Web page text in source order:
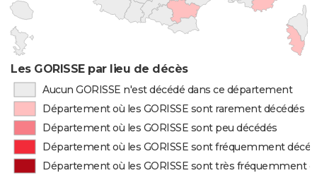
Les GORISSE par lieu de décès
Aucun GORISSE n'est décédé dans ce département
Département où les GORISSE sont rarement décédés
Département où les GORISSE sont peu décédés
Département où les GORISSE sont fréquemment
Département où les GORISSE sont très fréquemment